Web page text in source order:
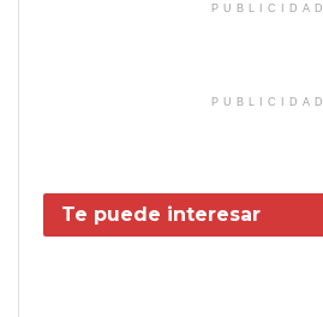
PUBLICIDAD
PUBLICIDAD
Te puede interesar